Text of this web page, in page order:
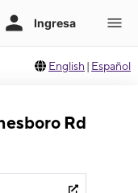
English | Español
Rd